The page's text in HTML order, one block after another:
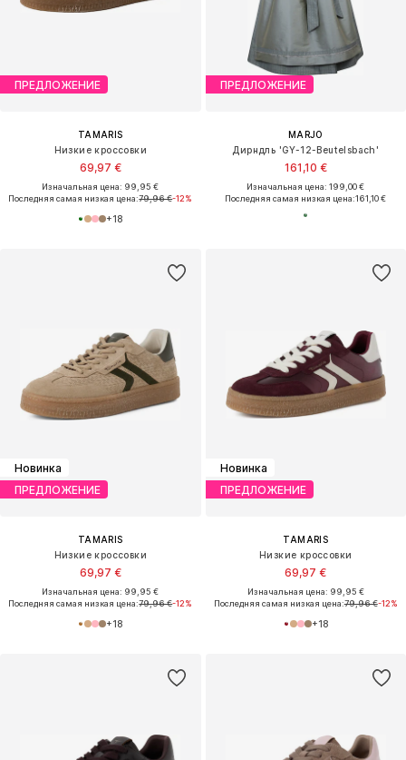
ПРЕДЛОЖЕНИЕ
TAMARIS
Низкие кроссовки
69,97 €
Изначальная цена: 99,95 €
Последняя самая низкая цена:79,96 €-12%
+18
ПРЕДЛОЖЕНИЕ
MARJO
Дирндль 'GY-12-Beutelsbach'
161,10 €
Изначальная цена: 199,00 €
Последняя самая низкая цена:161,10 €
Новинка
ПРЕДЛОЖЕНИЕ
TAMARIS
Низкие кроссовки
69,97 €
Изначальная цена: 99,95 €
Последняя самая низкая цена:79,96 €-12%
+18
Новинка
ПРЕДЛОЖЕНИЕ
TAMARIS
Низкие кроссовки
69,97 €
Изначальная цена: 99,95 €
Последняя самая низкая цена:79,96 €-12%
+18